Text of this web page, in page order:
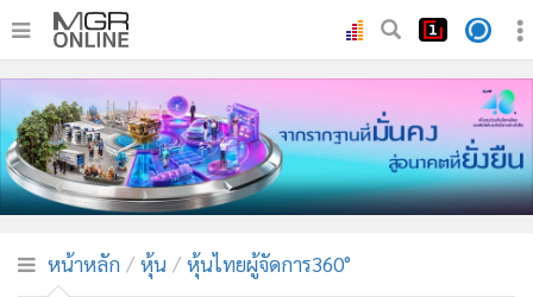
• ทันเหตุการณ์
• ภาคใต้
• ภูมิภาค
• บันเทิง
หน้าหลัก หุ้น หุ้นไทยผู้จัดการ360°